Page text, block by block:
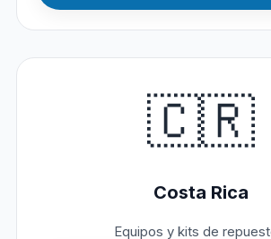
🇨🇷
Costa Rica
Equipos y kits de